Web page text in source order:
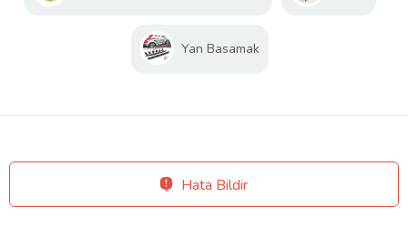
Yan Basamak
Hata Bildir